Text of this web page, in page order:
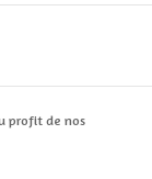
profit de nos